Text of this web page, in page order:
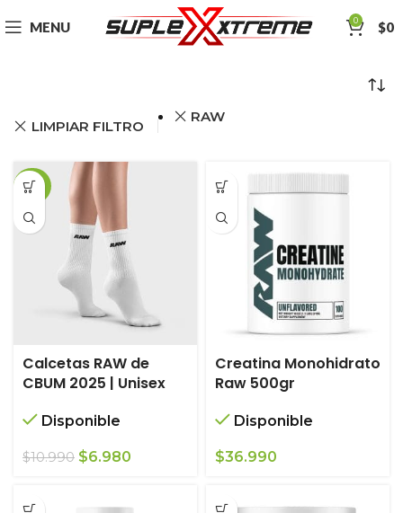
MENU 0 $0
LIMPIAR FILTRO
RAW
-36%
Calcetas RAW de
CBUM 2025 | Unisex
Disponible
$10.990 El
$6.980
Creatina Monohidrato
Raw 500gr
Disponible
$36.990